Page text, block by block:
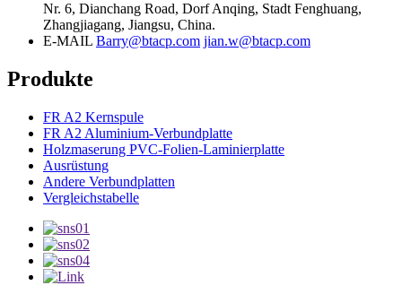
Nr. 6, Dianchang Road, Dorf Anqing, Stadt Fenghuang,
Zhangjiagang, Jiangsu, China.
E-MAIL Barry@btacp.com jian.w@btacp.com
Produkte
FR A2 Kernspule
FR A2 Aluminium-Verbundplatte
Holzmaserung PVC-Folien-Laminierplatte
Ausrüstung
Andere Verbundplatten
Vergleichstabelle